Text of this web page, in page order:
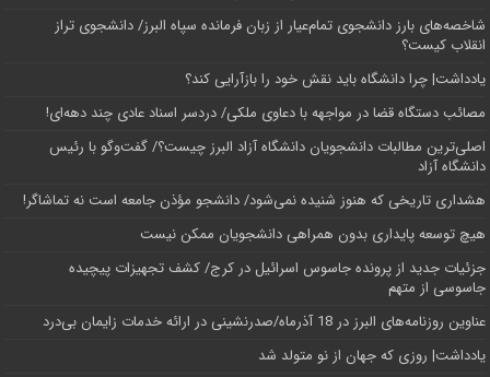
شاخصه‌های بارز دانشجوی تمام‌عیار از زبان فرمانده سپاه البرز/ دانشجوی تراز
انقلاب کیست؟
یادداشت| چرا دانشگاه باید نقش خود را بازآرایی کند؟
مصائب دستگاه قضا در مواجهه با دعاوی ملکی/ دردسر اسناد عادی چند‌ دهه‌ای!
اصلی‌ترین مطالبات دانشجویان دانشگاه آزاد البرز چیست؟/ گفت‌وگو با رئیس
دانشگاه آز‌اد
هشداری تاریخی که هنوز شنیده نمی‌شود/ دانشجو مؤذن جامعه است نه تماشاگر!
هیچ توسعه پایداری بدون همراهی دانشجویان ممکن نیست
جزئیات جدید از پرونده جاسوس اسرائیل در کرج/‌ کشف تجهیزات پیچیده
جاسوسی از متهم
عناوین روزنامه‌های البرز در ‌18 آذرماه/صدرنشینی در ارائه خدمات زایمان بی‌درد
یادداشت| روزی که جهان از نو متولد شد